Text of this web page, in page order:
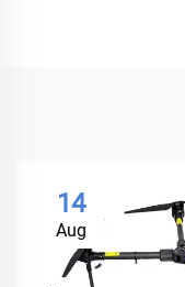
14
Aug